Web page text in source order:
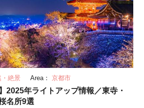
・絶景 Area： 京都市
2025年ライトアップ情報／東寺・
名所9選